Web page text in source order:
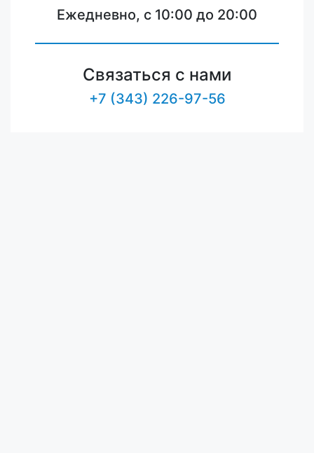
Ежедневно, с 10:00 до 20:00
Связаться с нами
+7 (343) 226-97-56